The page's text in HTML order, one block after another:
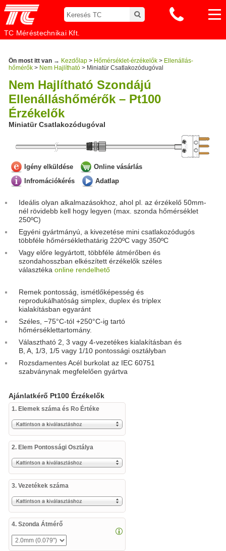
TC Méréstechnikai Kft.
Ön most itt van → Kezdőlap > Hőmérséklet-érzékelők > Ellenállás-
hőmérők > Nem Hajlítható > Miniatür Csatlakozódugóval
Nem Hajlítható Szondájú
Ellenálláshőmérők – Pt100
Érzékelők
Miniatür Csatlakozódugóval
Igény elküldése
Online vásárlás
Infromációkérés
Adatlap
Ideális olyan alkalmazásokhoz, ahol pl. az érzékelő 50mm-
nél rövidebb kell hogy legyen (max. szonda hőmérséklet
250ºC)
Egyéni gyártmányú, a kivezetése mini csatlakozódugós
többféle hőmérséklethatárig 220ºC vagy 350ºC
Vagy előre legyártott, többféle átmérőben és
szondahosszban elkészített érzékelők széles
választékaonline rendelhető
Remek pontosság, ismétlőképesség és
reprodukálhatóság simplex, duplex és triplex
kialakításban egyaránt
Széles, −75°C-tól +250°C-ig tartó
hőmérséklettartomány.
Választható 2, 3 vagy 4-vezetékes kialakításban és
B, A, 1/3, 1/5 vagy 1/10 pontossági osztályban
Rozsdamentes Acél burkolat az IEC 60751
szabványnak megfelelően gyártva
Ajánlatkérő Pt100 Érzékelők
1. Elemek száma és Ro Értéke
2. Elem Pontossági Osztálya
3. Vezetékek száma
4. Szonda Átmérő